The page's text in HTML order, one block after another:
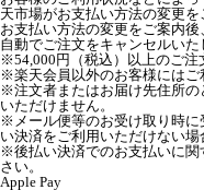
天市場がお支払い方法の変更を
お支払い方法の変更をご案内
自動でご注文をキャンセルいた
※54,000円（税込）以上のご注
※楽天会員以外のお客様にはご
※注文者またはお届け先住所の
いただけません。
※メール便等のお受け取り時
い決済をご利用いただけない場
※後払い決済でのお支払いに関
さい。
Apple Pay